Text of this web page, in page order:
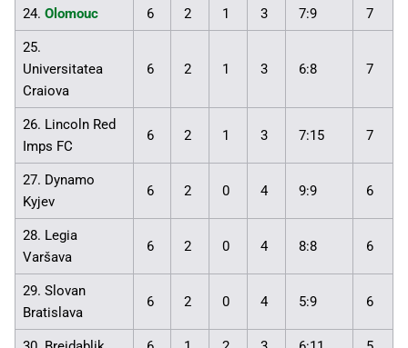
24. Olomouc 6 2 1 3 7:9 7
25.
Universitatea
Craiova
6 2 1 3 6:8 7
26. Lincoln Red
Imps FC
6 2 1 3 7:15 7
27. Dynamo
Kyjev
6 2 0 4 9:9 6
28. Legia
Varšava
6 2 0 4 8:8 6
29. Slovan
Bratislava
6 2 0 4 5:9 6